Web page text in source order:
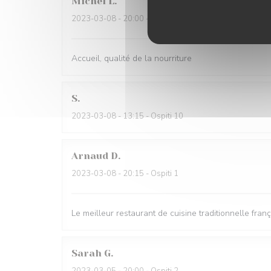
2023-03-08 - 20:00 - Ospiti 4
Accueil, qualité de la nourriture
S
2023-03-08 - 13:15 - Ospiti 10
Arnaud D
2023-03-08 - 20:15 - Ospiti 1
Le meilleur restaurant de cuisine traditionnelle
Sarah G